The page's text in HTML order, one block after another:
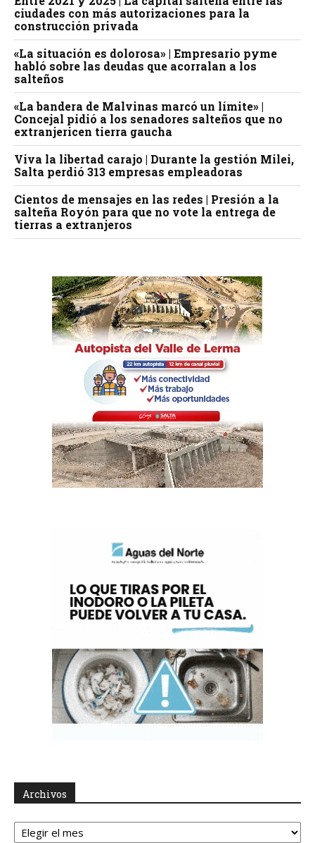
ciudades con más autorizaciones para la
construcción privada
«La situación es dolorosa» | Empresario pyme
habló sobre las deudas que acorralan a los
salteños
«La bandera de Malvinas marcó un límite» |
Concejal pidió a los senadores salteños que no
extranjericen tierra gaucha
Viva la libertad carajo | Durante la gestión Milei,
Salta perdió 313 empresas empleadoras
Cientos de mensajes en las redes | Presión a la
salteña Royón para que no vote la entrega de
tierras a extranjeros
Archivos
Archivos